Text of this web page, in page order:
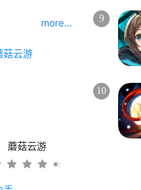
more...
蘑菇云游
9
10